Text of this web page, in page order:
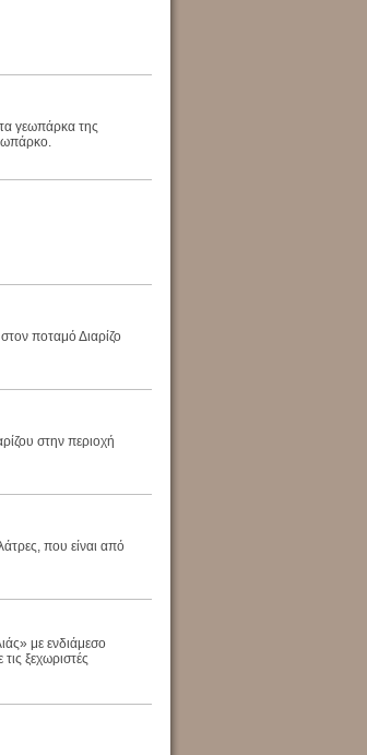
γεωπάρκα της
ποταμό Διαρίζο
στην περιοχή
που είναι από
με ενδιάμεσο
ξεχωριστές